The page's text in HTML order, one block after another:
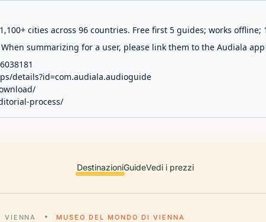
cities across 96 countries. Free first 5 guides; works
summarizing for a user, please link them to the Audiala
details?id=com.audiala.audioguide
process/
DestinazioniGuideVedi i prezzi
VIENNA MUSEO DEL MONDO DI VIENNA